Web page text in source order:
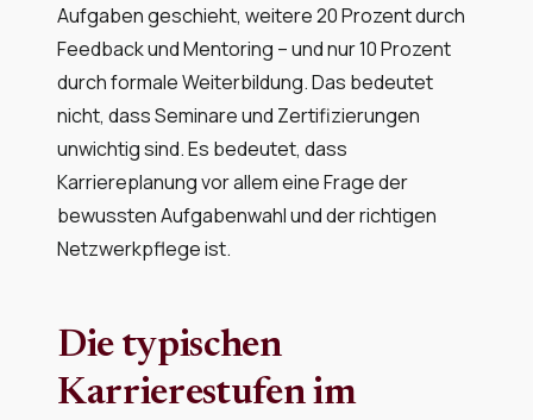
Aufgaben geschieht, weitere 20 Prozent durch
Feedback und Mentoring – und nur 10 Prozent
durch formale Weiterbildung. Das bedeutet
nicht, dass Seminare und Zertifizierungen
unwichtig sind. Es bedeutet, dass
Karriereplanung vor allem eine Frage der
bewussten Aufgabenwahl und der richtigen
Netzwerkpflege ist.
Die typischen
Karrierestufen im